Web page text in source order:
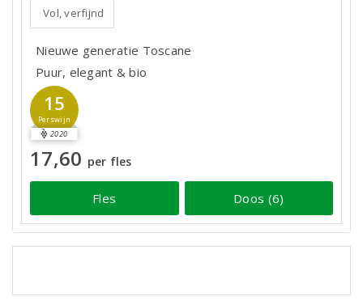
Vol, verfijnd
Nieuwe generatie Toscane
Puur, elegant & bio
15
Perswijn
2020
17,60 per fles
Fles Doos (6)